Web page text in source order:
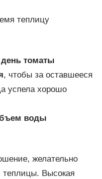
теплицу
томаты
, чтобы за оставшееся
успела хорошо
воды
желательно
теплицы. Высокая